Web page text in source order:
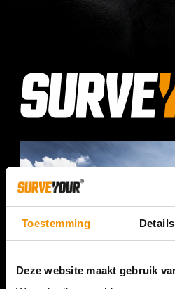
Toestemming Details
Deze website maakt gebruik